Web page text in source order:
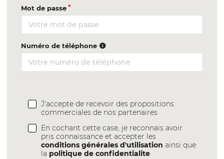
Mot de passe
Numéro de téléphone
J'accepte de recevoir des propositions
commerciales de nos partenaires
En cochant cette case, je reconnais avoir
pris connaissance et accepter les
conditions générales d'utilisation ainsi que
la politique de confidentialite